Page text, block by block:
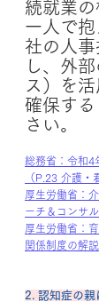
続就業の
一人で
社の人
し、外
ス）を
確保す
さい。
総務省：令和4
（P.23 介護・
厚生労働省：
ーチ＆コンサ
厚生労働省：
関係制度の解説
2. 認知症の親